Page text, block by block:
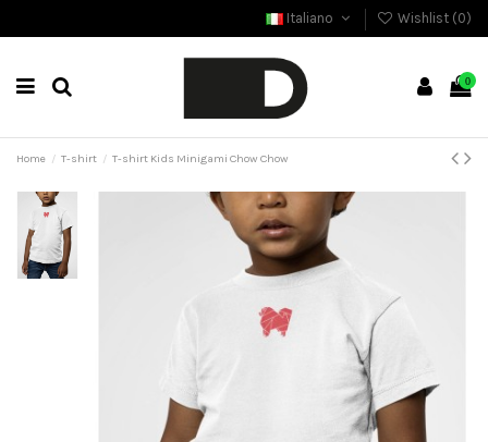
Italiano Wishlist (0)
0
Home T-shirt T-shirt Kids Minigami Chow Chow